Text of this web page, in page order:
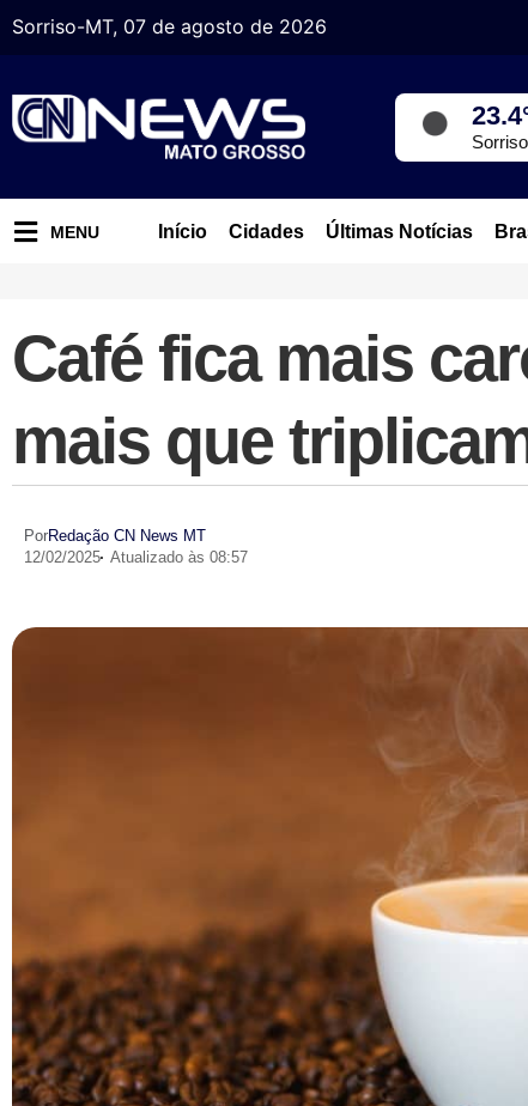
Sorriso-MT, 07 de agosto de 2026
MENU Início Cidades Últimas Notícias
Café fica mais
mais que
PorRedação CN News MT
12/02/2025 Atualizado às 08:57